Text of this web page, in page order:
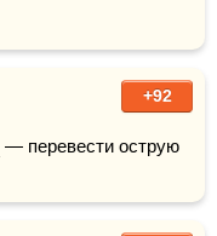
+92
— перевести острую